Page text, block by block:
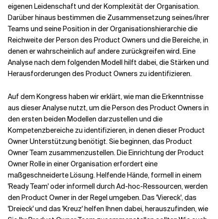
eigenen Leidenschaft und der Komplexität der Organisation.
Darüber hinaus bestimmen die Zusammensetzung seines/ihrer
Teams und seine Position in der Organisationshierarchie die
Reichweite der Person des Product Owners und die Bereiche, in
denen er wahrscheinlich auf andere zurückgreifen wird. Eine
Analyse nach dem folgenden Modell hilft dabei, die Stärken und
Herausforderungen des Product Owners zu identifizieren.
Auf dem Kongress haben wir erklärt, wie man die Erkenntnisse
aus dieser Analyse nutzt, um die Person des Product Owners in
den ersten beiden Modellen darzustellen und die
Kompetenzbereiche zu identifizieren, in denen dieser Product
Owner Unterstützung benötigt. Sie beginnen, das Product
Owner Team zusammenzustellen. Die Einrichtung der Product
Owner Rolle in einer Organisation erfordert eine
maßgeschneiderte Lösung. Helfende Hände, formell in einem
'Ready Team' oder informell durch Ad-hoc-Ressourcen, werden
den Product Owner in der Regel umgeben. Das 'Viereck', das
'Dreieck' und das 'Kreuz' helfen Ihnen dabei, herauszufinden, wie